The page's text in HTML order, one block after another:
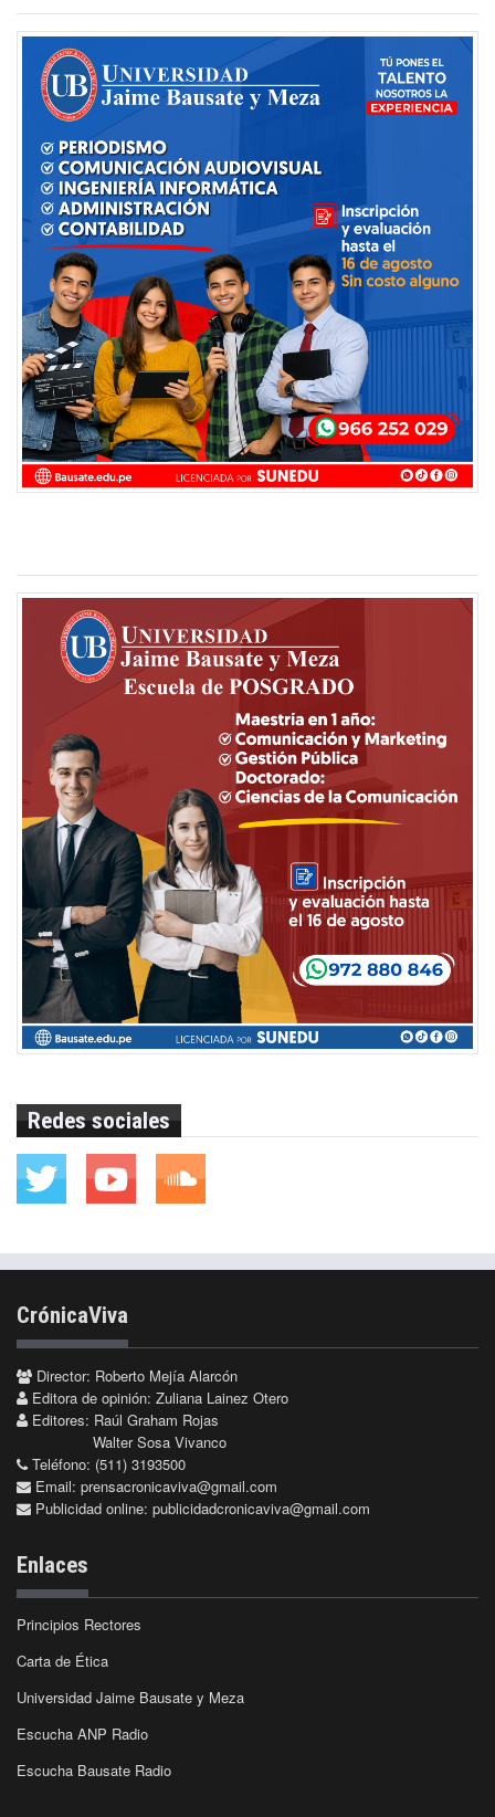
Redes sociales
CrónicaViva
Director: Roberto Mejía Alarcón
Editora de opinión: Zuliana Lainez Otero
Editores: Raúl Graham Rojas
Walter Sosa Vivanco
Teléfono: (511) 3193500
Email: prensacronicaviva@gmail.com
Publicidad online: publicidadcronicaviva@gmail.com
Enlaces
Principios Rectores
Carta de Ética
Universidad Jaime Bausate y Meza
Escucha ANP Radio
Escucha Bausate Radio